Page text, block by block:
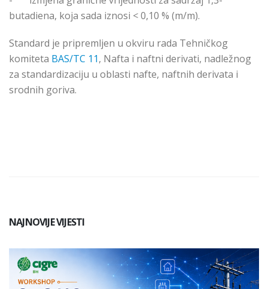
butadiena, koja sada iznosi < 0,10 % (m/m).
Standard je pripremljen u okviru rada Tehničkog
komiteta BAS/TC 11, Nafta i naftni derivati, nadležnog
za standardizaciju u oblasti nafte, naftnih derivata i
srodnih goriva.
NAJNOVIJE VIJESTI